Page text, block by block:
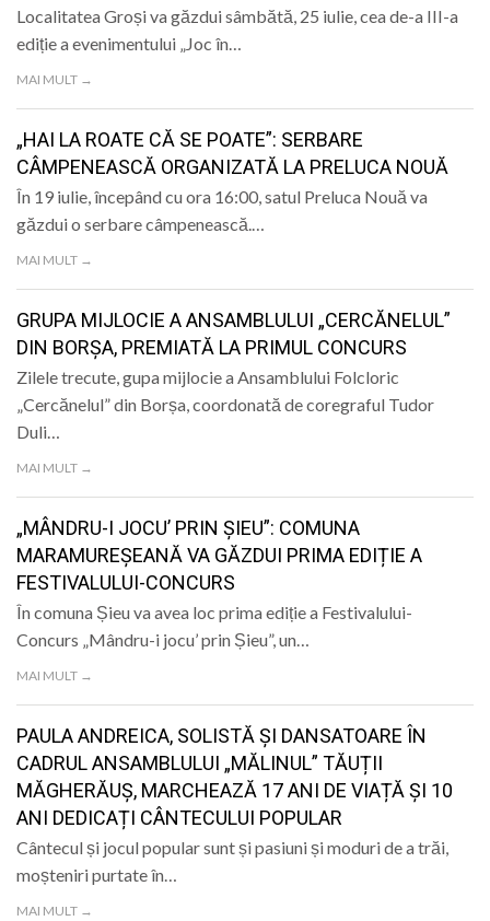
Localitatea Groși va găzdui sâmbătă, 25 iulie, cea de-a III-a
ediție a evenimentului „Joc în…
MAI MULT →
„HAI LA ROATE CĂ SE POATE”: SERBARE
CÂMPENEASCĂ ORGANIZATĂ LA PRELUCA NOUĂ
În 19 iulie, începând cu ora 16:00, satul Preluca Nouă va
găzdui o serbare câmpenească.…
MAI MULT →
GRUPA MIJLOCIE A ANSAMBLULUI „CERCĂNELUL”
DIN BORȘA, PREMIATĂ LA PRIMUL CONCURS
Zilele trecute, gupa mijlocie a Ansamblului Folcloric
„Cercănelul” din Borșa, coordonată de coregraful Tudor
Duli…
MAI MULT →
„MÂNDRU-I JOCU’ PRIN ȘIEU”: COMUNA
MARAMUREȘEANĂ VA GĂZDUI PRIMA EDIȚIE A
FESTIVALULUI-CONCURS
În comuna Șieu va avea loc prima ediție a Festivalului-
Concurs „Mândru-i jocu’ prin Șieu”, un…
MAI MULT →
PAULA ANDREICA, SOLISTĂ ȘI DANSATOARE ÎN
CADRUL ANSAMBLULUI „MĂLINUL” TĂUȚII
MĂGHERĂUȘ, MARCHEAZĂ 17 ANI DE VIAȚĂ ȘI 10
ANI DEDICAȚI CÂNTECULUI POPULAR
Cântecul și jocul popular sunt și pasiuni și moduri de a trăi,
moșteniri purtate în…
MAI MULT →